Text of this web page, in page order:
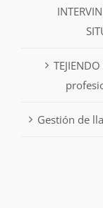
Gestión de